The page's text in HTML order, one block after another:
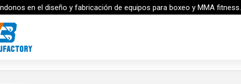
en el diseño y fabricación de equipos para boxeo y MMA fitness.